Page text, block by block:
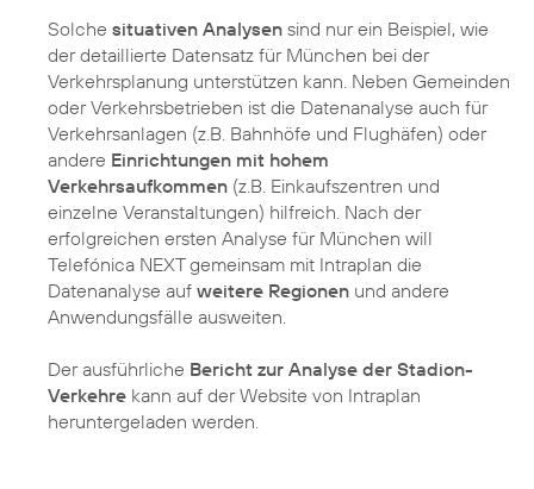
Solche situativen Analysen sind nur ein Beispiel, wie
der detaillierte Datensatz für München bei der
Verkehrsplanung unterstützen kann. Neben Gemeinden
oder Verkehrsbetrieben ist die Datenanalyse auch für
Verkehrsanlagen (z.B. Bahnhöfe und Flughäfen) oder
andere Einrichtungen mit hohem
Verkehrsaufkommen (z.B. Einkaufszentren und
einzelne Veranstaltungen) hilfreich. Nach der
erfolgreichen ersten Analyse für München will
Telefónica NEXT gemeinsam mit Intraplan die
Datenanalyse auf weitere Regionen und andere
Anwendungsfälle ausweiten.
Der ausführliche Bericht zur Analyse der Stadion-
Verkehre kann auf der Website von Intraplan
heruntergeladen werden.